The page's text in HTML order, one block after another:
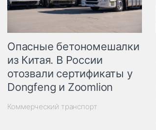
Опасные бетономешалки
из Китая. В России
отозвали сертификаты у
Dongfeng и Zoomlion
Коммерческий транспорт